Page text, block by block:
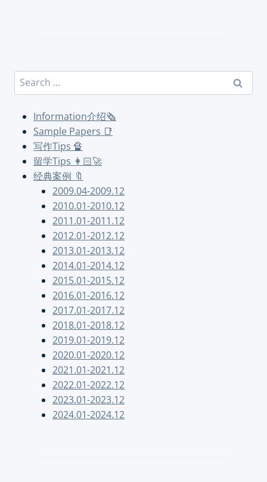
Search
for:
Information介绍🗞
Sample Papers 📑
写作Tips 🔏
留学Tips 👩🏻‍🚀
经典案例 🔖
2009.04-2009.12
2010.01-2010.12
2011.01-2011.12
2012.01-2012.12
2013.01-2013.12
2014.01-2014.12
2015.01-2015.12
2016.01-2016.12
2017.01-2017.12
2018.01-2018.12
2019.01-2019.12
2020.01-2020.12
2021.01-2021.12
2022.01-2022.12
2023.01-2023.12
2024.01-2024.12